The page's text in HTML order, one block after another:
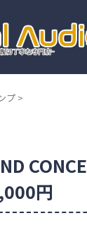
プ >
円